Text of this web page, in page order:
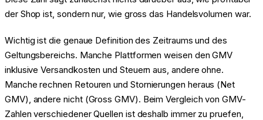
der Shop ist, sondern nur, wie gross das Handelsvolumen war.
Wichtig ist die genaue Definition des Zeitraums und des
Geltungsbereichs. Manche Plattformen weisen den GMV
inklusive Versandkosten und Steuern aus, andere ohne.
Manche rechnen Retouren und Stornierungen heraus (Net
GMV), andere nicht (Gross GMV). Beim Vergleich von GMV-
Zahlen verschiedener Quellen ist deshalb immer zu pruefen,